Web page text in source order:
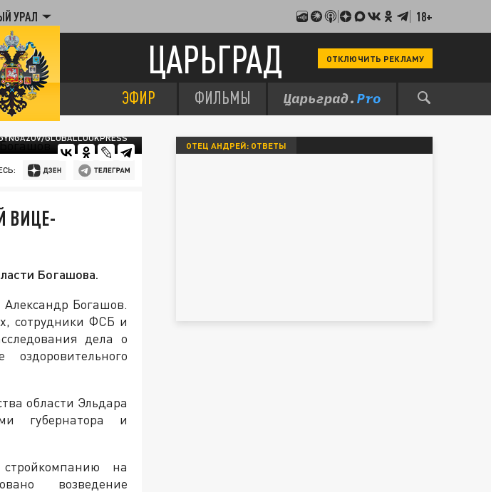
УРАЛ 18+
ЦАРЬГРАД ОТКЛЮЧИТЬ РЕКЛАМУ
ЭФИР ФИЛЬМЫ
GLOBALLOOKPRESS
ВИЦЕ-
Богашова.
Богашов.
сотрудники ФСБ и
дела о
области Эльдара
губернатора и
на
возведение
ОТЕЦ АНДРЕЙ: ОТВЕТЫ